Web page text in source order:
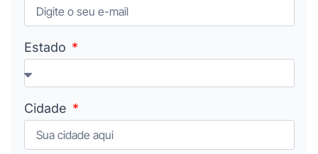
Estado
Cidade